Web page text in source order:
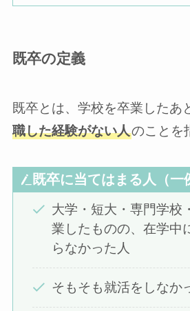
既卒の定義
既卒とは、学校を卒業したあ
職した経験がない人のことを
既卒に当てはまる人（一
大学・短大・専門学校
業したものの、在学中
らなかった人
そもそも就活をしなか